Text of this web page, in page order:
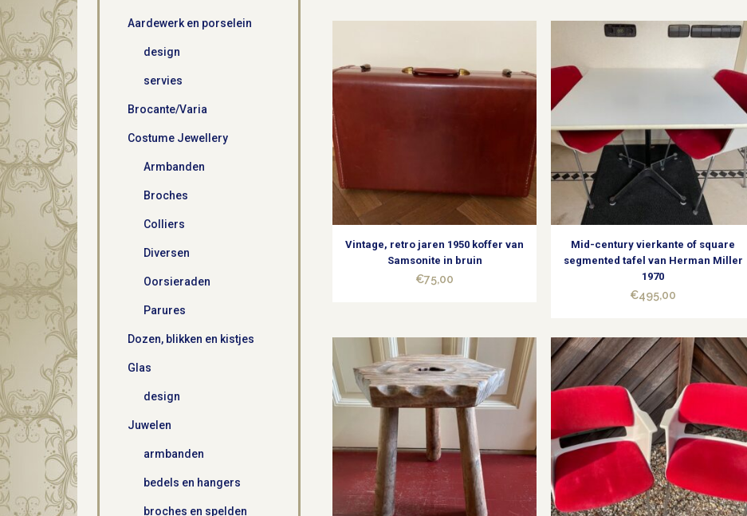
Aardewerk en porselein
design
servies
Brocante/Varia
Costume Jewellery
Armbanden
Broches
Colliers
Diversen
Oorsieraden
Parures
Dozen, blikken en kistjes
Glas
design
Juwelen
armbanden
bedels en hangers
broches en spelden
Vintage, retro jaren 1950 koffer van
Samsonite in bruin
€75,00
Mid-century vierkante of square
segmented tafel van Herman Miller
1970
€495,00